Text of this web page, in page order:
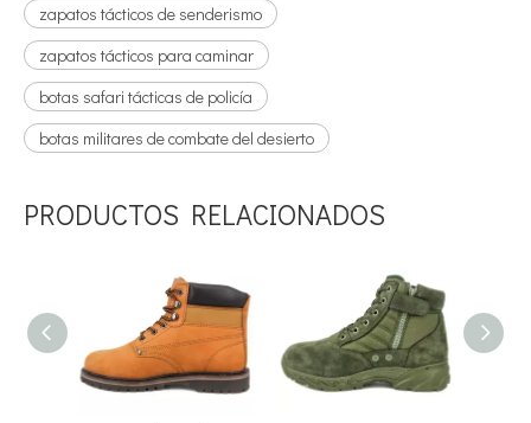
zapatos tácticos de senderismo
zapatos tácticos para caminar
botas safari tácticas de policía
botas militares de combate del desierto
PRODUCTOS RELACIONADOS